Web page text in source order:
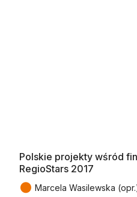
Polskie projekty wśród
RegioStars 2017
● Marcela Wasilewska